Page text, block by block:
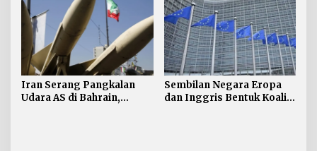
Iran Serang Pangkalan
Udara AS di Bahrain,
Sembilan Negara Eropa
dan Inggris Bentuk Koalisi